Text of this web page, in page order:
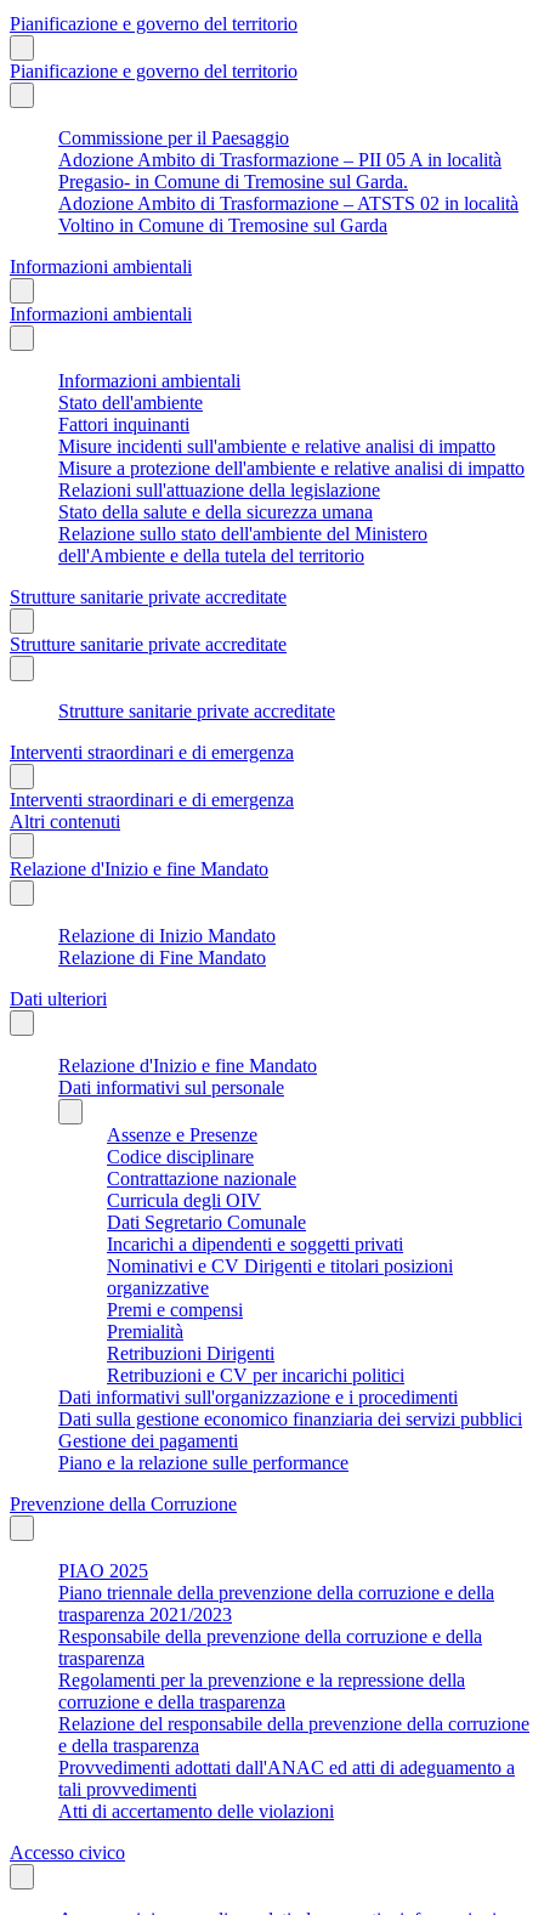
Pianificazione e governo del territorio
Pianificazione e governo del territorio
Commissione per il Paesaggio
Adozione Ambito di Trasformazione – PII 05 A in località
Pregasio- in Comune di Tremosine sul Garda.
Adozione Ambito di Trasformazione – ATSTS 02 in località
Voltino in Comune di Tremosine sul Garda
Informazioni ambientali
Informazioni ambientali
Informazioni ambientali
Stato dell'ambiente
Fattori inquinanti
Misure incidenti sull'ambiente e relative analisi di impatto
Misure a protezione dell'ambiente e relative analisi di impatto
Relazioni sull'attuazione della legislazione
Stato della salute e della sicurezza umana
Relazione sullo stato dell'ambiente del Ministero
dell'Ambiente e della tutela del territorio
Strutture sanitarie private accreditate
Strutture sanitarie private accreditate
Strutture sanitarie private accreditate
Interventi straordinari e di emergenza
Interventi straordinari e di emergenza
Altri contenuti
Relazione d'Inizio e fine Mandato
Relazione di Inizio Mandato
Relazione di Fine Mandato
Dati ulteriori
Relazione d'Inizio e fine Mandato
Dati informativi sul personale
Assenze e Presenze
Codice disciplinare
Contrattazione nazionale
Curricula degli OIV
Dati Segretario Comunale
Incarichi a dipendenti e soggetti privati
Nominativi e CV Dirigenti e titolari posizioni
organizzative
Premi e compensi
Premialità
Retribuzioni Dirigenti
Retribuzioni e CV per incarichi politici
Dati informativi sull'organizzazione e i procedimenti
Dati sulla gestione economico finanziaria dei servizi pubblici
Gestione dei pagamenti
Piano e la relazione sulle performance
Prevenzione della Corruzione
PIAO 2025
Piano triennale della prevenzione della corruzione e della
trasparenza 2021/2023
Responsabile della prevenzione della corruzione e della
trasparenza
Regolamenti per la prevenzione e la repressione della
corruzione e della trasparenza
Relazione del responsabile della prevenzione della corruzione
e della trasparenza
Provvedimenti adottati dall'ANAC ed atti di adeguamento a
tali provvedimenti
Atti di accertamento delle violazioni
Accesso civico